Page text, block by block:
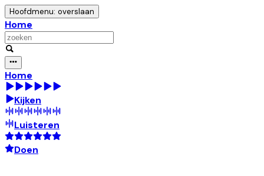
Hoofdmenu: overslaan
Home
Home
Kijken
Luisteren
Doen